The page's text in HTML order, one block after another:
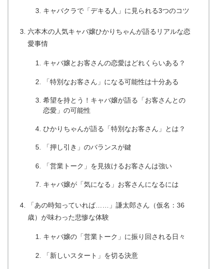
キャバクラで「デキる人」に見られる3つのコツ
六本木の人気キャバ嬢ひかりちゃんが語るリアルな恋
愛事情
キャバ嬢とお客さんの恋愛はどれくらいある？
「特別なお客さん」になる可能性は十分ある
希望を持とう！キャバ嬢が語る「お客さんとの
恋愛」の可能性
ひかりちゃんが語る「特別なお客さん」とは？
「押し引き」のバランスが鍵
「営業トーク」を見抜けるお客さんは強い
キャバ嬢が「気になる」お客さんになるには
「あの時知っていれば……」謙太郎さん（仮名：36
歳）が味わった悲惨な体験
キャバ嬢の「営業トーク」に振り回される日々
「新しいスタート」を切る決意